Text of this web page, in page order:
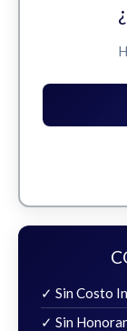
✓ Sin Costo
✓ Sin